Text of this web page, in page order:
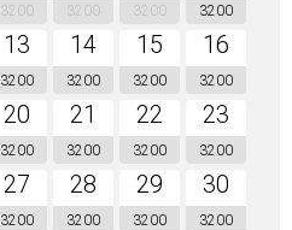
3200 3200 3200 3200
13
3200
14
3200
15
3200
16
3200
20
3200
21
3200
22
3200
23
3200
27
3200
28
3200
29
3200
30
3200